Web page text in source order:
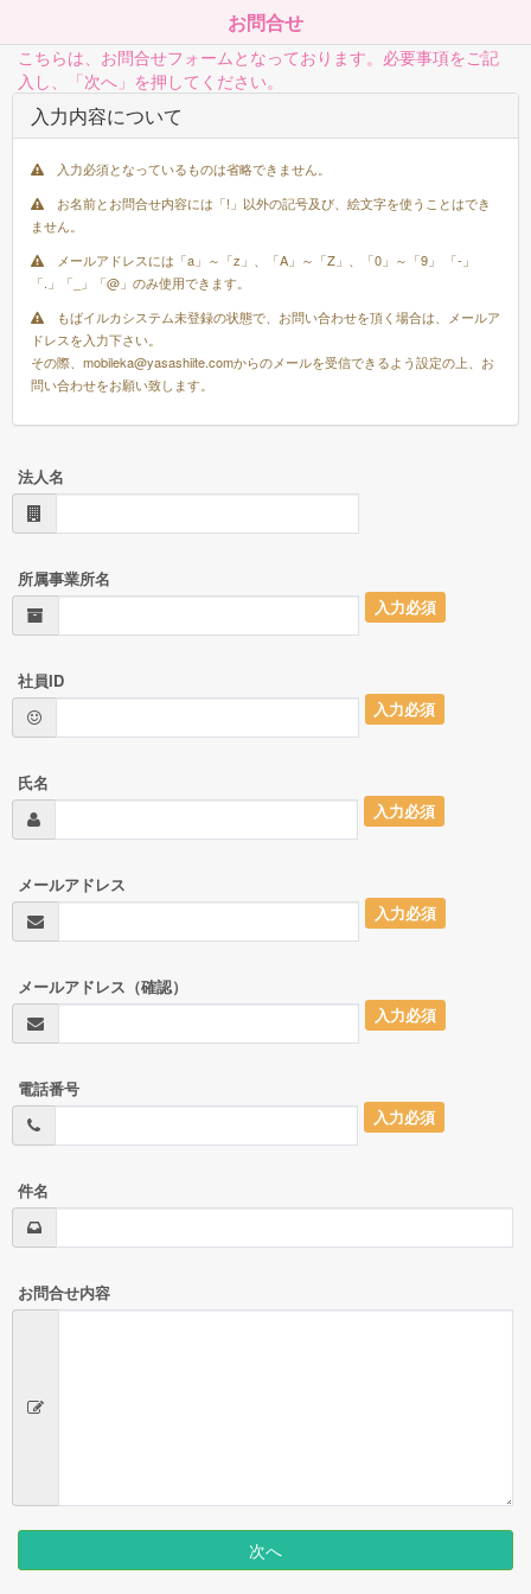
お問合せ
こちらは、お問合せフォームとなっております。必要事項をご記
入し、「次へ」を押してください。
入力内容について
入力必須となっているものは省略できません。
お名前とお問合せ内容には「!」以外の記号及び、絵文字を使うことはでき
ません。
メールアドレスには「a」～「z」、「A」～「Z」、「0」～「9」 「-」
「.」「_」「@」のみ使用できます。
もばイルカシステム未登録の状態で、お問い合わせを頂く場合は、メールア
ドレスを入力下さい。
その際、mobileka@yasashiite.comからのメールを受信できるよう設定の上、お
問い合わせをお願い致します。
法人名
所属事業所名
入力必須
社員ID
入力必須
氏名
入力必須
メールアドレス
入力必須
メールアドレス（確認）
入力必須
電話番号
入力必須
件名
お問合せ内容
次へ